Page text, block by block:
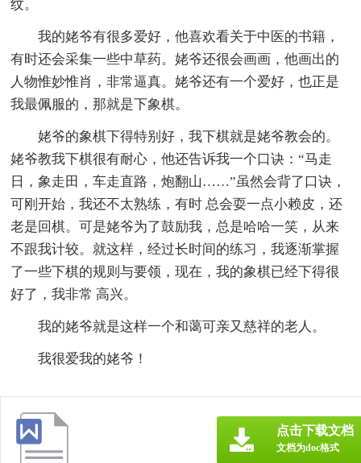
纹。
我的姥爷有很多爱好，他喜欢看关于中医的书籍，
有时还会采集一些中草药。姥爷还很会画画，他画出的
人物惟妙惟肖，非常逼真。姥爷还有一个爱好，也正是
我最佩服的，那就是下象棋。
姥爷的象棋下得特别好，我下棋就是姥爷教会的。
姥爷教我下棋很有耐心，他还告诉我一个口诀：“马走
日，象走田，车走直路，炮翻山……”虽然会背了口诀，
可刚开始，我还不太熟练，有时 总会耍一点小赖皮，还
老是回棋。可是姥爷为了鼓励我，总是哈哈一笑，从来
不跟我计较。就这样，经过长时间的练习，我逐渐掌握
了一些下棋的规则与要领，现在，我的象棋已经下得很
好了，我非常 高兴。
我的姥爷就是这样一个和蔼可亲又慈祥的老人。
我很爱我的姥爷！
点击下载文档
文档为doc格式